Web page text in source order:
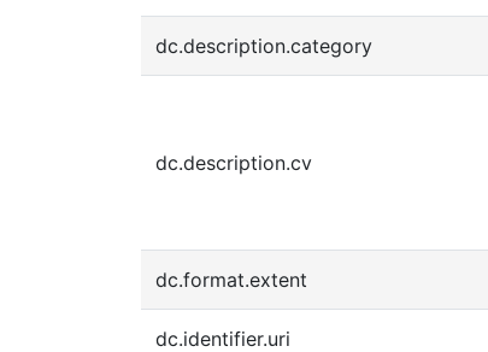
dc.description.category
dc.description.cv
dc.format.extent
dc.identifier.uri